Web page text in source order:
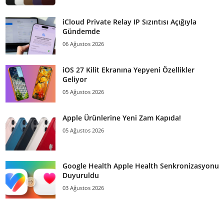
iCloud Private Relay IP Sızıntısı Açığıyla
Gündemde
06 Ağustos 2026
iOS 27 Kilit Ekranına Yepyeni Özellikler
Geliyor
05 Ağustos 2026
Apple Ürünlerine Yeni Zam Kapıda!
05 Ağustos 2026
Google Health Apple Health Senkronizasyonu
Duyuruldu
03 Ağustos 2026